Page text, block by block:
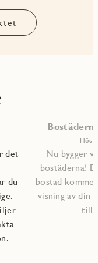
det
du
Nu bygger
bostäderna!
bostad
visning av din